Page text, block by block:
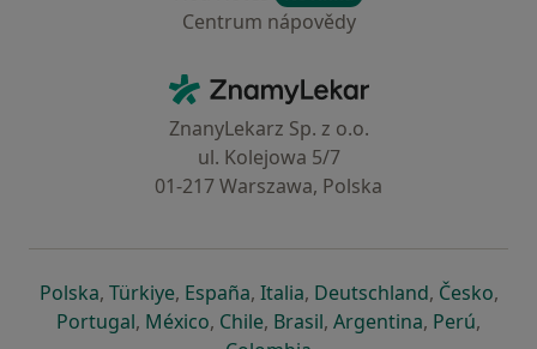
Centrum nápovědy
ZnamyLekar - Hlavní stránka
ZnanyLekarz Sp. z o.o.
ul. Kolejowa 5/7
01-217 Warszawa, Polska
Polskase otevře v nové záložce
, Türkiyese otevře v nové záložce
, Españase otevře v nové záložce
, Italiase otevře v nové záložce
, Deutschlandse otevře v
, Českose
,
Portugalse otevře v nové záložce
, Méxicose otevře v nové záložce
, Chilese otevře v nové záložce
, Brasilse otevře v nové
, Argentinase otevře v
, Perúse
,